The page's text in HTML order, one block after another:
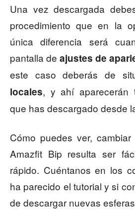
Una vez descargada
procedimiento que en la
única diferencia será
pantalla de ajustes de
este caso deberás de
locales, y ahí aparecerán
que has descargado desde
Cómo puedes ver,
Amazfit Bip resulta ser
rápido. Cuéntanos en los
ha parecido el tutorial y si
de descargar nuevas